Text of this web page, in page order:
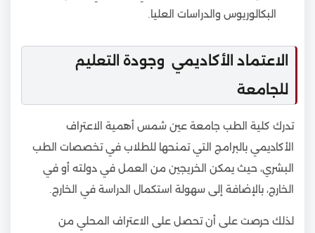
البكالوريوس والدراسات العليا.
الاعتماد الأكاديمي وجودة التعليم
للجامعة
تدرك كلية الطب جامعة عين شمس أهمية الاعتراف
الأكاديمي بالبرامج التي تمنحها للطلاب في تخصصات الطب
البشري، حيث يمكن الخريجين من العمل في دولته أو في
الخارج، بالإضافة إلى سهولة استكمال الدراسة في الخارج.
لذلك حرصت على أن تحصل على الاعتراف المحلي من